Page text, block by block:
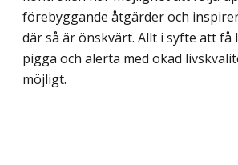
förebyggande åtgärder och
där så är önsk­värt. Allt i syfte att få
pigga och alerta med ökad
möjligt.